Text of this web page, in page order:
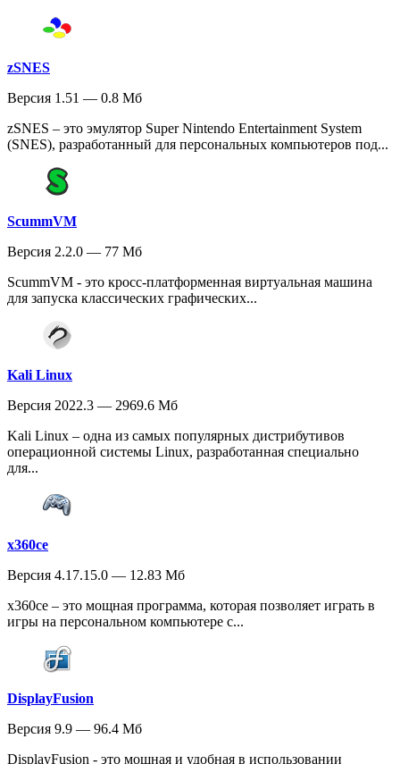
zSNES
Версия 1.51 — 0.8 Мб
zSNES – это эмулятор Super Nintendo Entertainment System
(SNES), разработанный для персональных компьютеров под...
ScummVM
Версия 2.2.0 — 77 Мб
ScummVM - это кросс-платформенная виртуальная машина
для запуска классических графических...
Kali Linux
Версия 2022.3 — 2969.6 Мб
Kali Linux – одна из самых популярных дистрибутивов
операционной системы Linux, разработанная специально
для...
x360ce
Версия 4.17.15.0 — 12.83 Мб
x360ce – это мощная программа, которая позволяет играть в
игры на персональном компьютере с...
DisplayFusion
Версия 9.9 — 96.4 Мб
DisplayFusion - это мощная и удобная в использовании